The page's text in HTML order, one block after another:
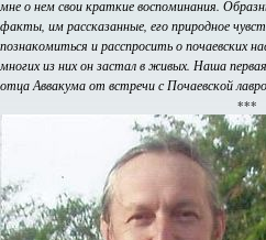
мне о нем свои краткие воспоминания.
факты, им рассказанные, его природное
познакомиться и расспросить о почаевских
многих из них он застал в живых. Наша
отца Аввакума от встречи с Почаевской
***